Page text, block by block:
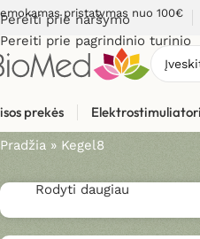
Pereiti prie naršymo
Pereiti prie pagrindinio turinio
pristatymas nuo 100€
prekės
Kegel8
Pradžia » Kegel8
Rodyti daugiau